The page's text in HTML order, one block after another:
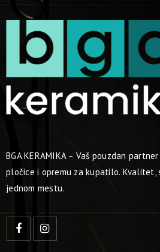
BGA KERAMIKA – Vaš pouzdan
pločice i opremu za kupatilo.
jednom mestu.